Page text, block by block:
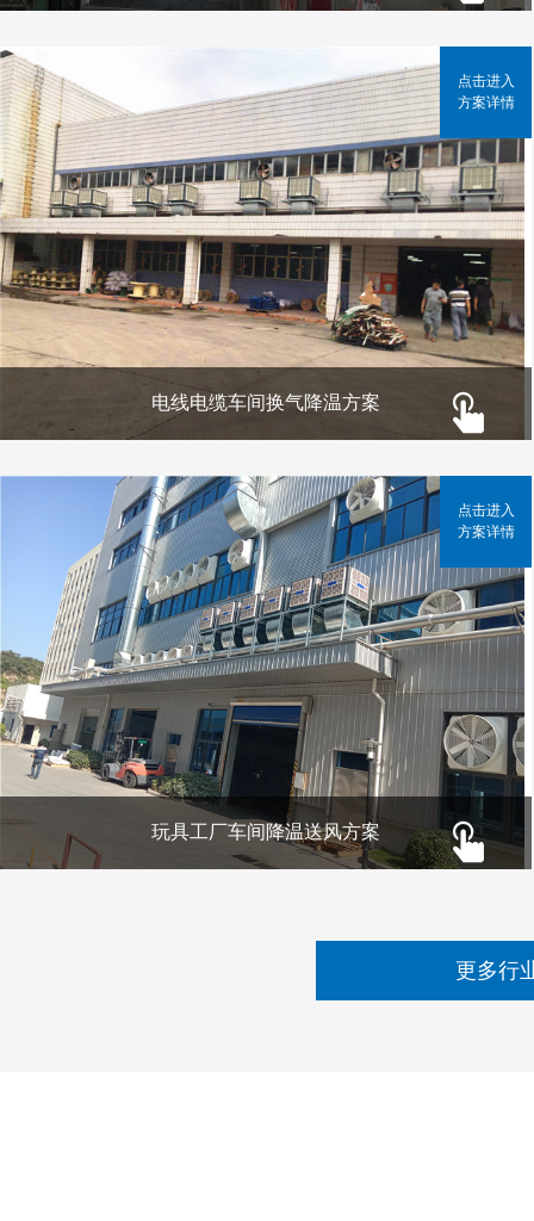
电线电缆车间换气降温方案
点击进入
方案详情
玩具工厂车间降温送风方案
点击进入
方案详情
更多行